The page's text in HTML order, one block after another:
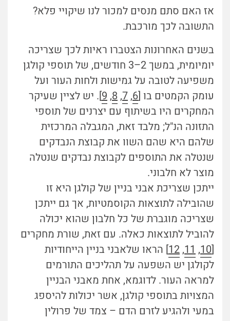
אז האם סתם מנסים למכור לנו שיקויי פלא?
התשובה לכך מורכבת.
בשנים האחרונות הצטברו ראיות לכך שצריכה
יומיומית, במשך 2 –
3 חודשים, של תוספי קולגן
משפיעה לטובה על גמישות ולחות העור ועל
עומק הקמטים בו [6
,
7
,
8
,
9]. יש לציין שעיקר
המחקרים היו בשיתוף עם יצרנים של תוספי
התזונה הנ"ל; מלבד זאת, המגבלה המרכזית
שלהם היא שהם השוו את קבוצת הנבדקים
שנטלה את התוספים לקבוצת נבדקים שנטלה
מוצר לא חלבוני.
ייתכן שצריכת אבני בניין של קולגן היא זו
שהובילה לתוצאות הקוסמטיות, אך גם ייתכן
שצריכה מוגברת של כל חלבון שהוא יכולה
להוביל לתוצאות כאלה. עם זאת, שורת מחקרים
[
10
,
11
,
12] הראו שלאבני בניין הייחודיות
לקולגן יש השפעה על תהליכים התורמים
למראה העור. לדוגמא, אחת מאבני הבניין
המצויות בתוספי קולגן, אשר יכולות להיספג
במעי ולהגיע לזרם הדם – צמד של פרולין